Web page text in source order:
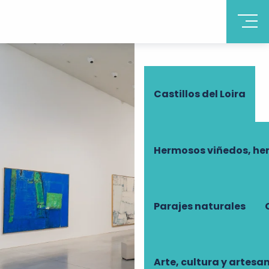
Descubrir Touraine
Castillos del Loira
Hermosos viñedos,
Parajes naturales
Arte, cultura y